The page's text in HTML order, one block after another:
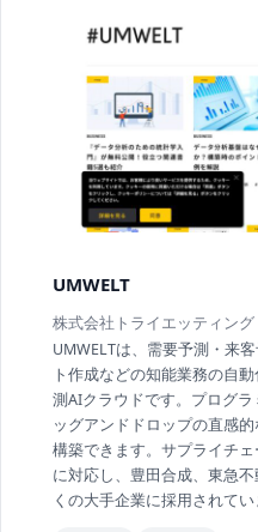
UMWELT
株式会社トライエッティング
UMWELTは、需要予測・来
ト作成などの知能業務の自
測AIクラウドです。プログ
ッグアンドドロップの直感
構築できます。サプライチ
に対応し、豊田合成、東急
くの大手企業に採用されてい